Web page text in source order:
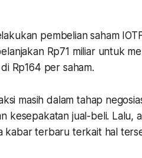
pembelian saham
Rp71 miliar untuk
Rp164 per saham.
masih dalam tahap
kesepakatan jual-beli. Lalu,
kabar terbaru terkait hal